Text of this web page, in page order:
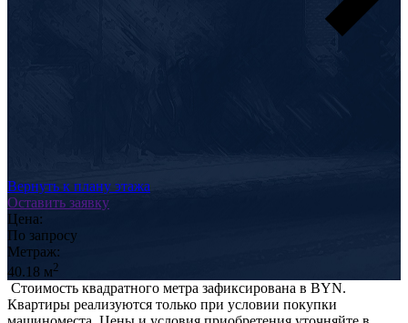
Вернуть к плану этажа
Оставить заявку
Цена:
По запросу
Метраж:
40.18 м2
Стоимость квадратного метра зафиксирована в BYN.
Квартиры реализуются только при условии покупки